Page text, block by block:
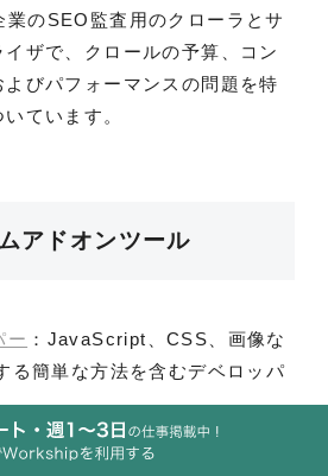
業のSEO監査用のクローラとサ
ザで、クロールの予算、コン
びパフォーマンスの問題を特
ています。
アドオンツール
ー ：JavaScript、CSS、画像な
る簡単な方法を含むデベロッパ
ントの切り替え：Googlebot、
のエージェントなど、さまざま